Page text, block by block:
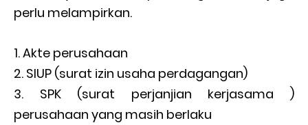
perlu melampirkan.
Akte perusahaan
SIUP (surat izin usaha perdagangan)
SPK (surat perjanjian kerjasama )
perusahaan yang masih berlaku